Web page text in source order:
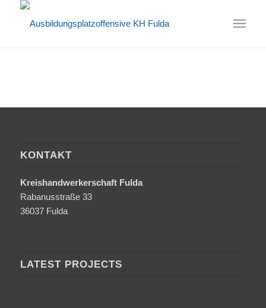
KONTAKT
Kreishandwerkerschaft Fulda
Rabanusstraße 33
36037 Fulda
LATEST PROJECTS